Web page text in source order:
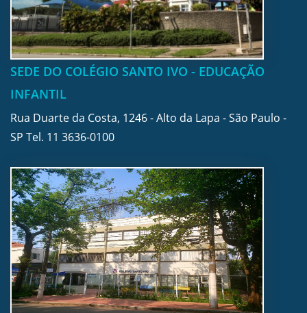
SEDE DO COLÉGIO SANTO IVO - EDUCAÇÃO
INFANTIL
Rua Duarte da Costa, 1246 - Alto da Lapa - São Paulo -
SP Tel. 11 3636-0100